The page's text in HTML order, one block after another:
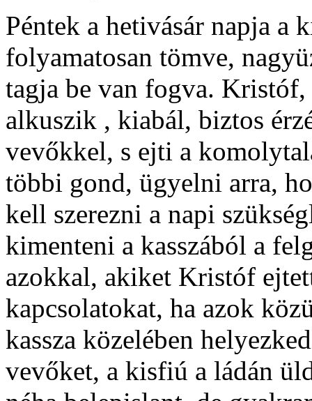
Péntek a hetivásár napja a
folyamatosan tömve,
tagja be van fogva.
alkuszik , kiabál, biztos
vevőkkel, s ejti a
többi gond, ügyelni arra,
kell szerezni a napi
kimenteni a kasszából a
azokkal, akiket Kristóf
kapcsolatokat, ha azok
kassza közelében
vevőket, a kisfiú a ládán